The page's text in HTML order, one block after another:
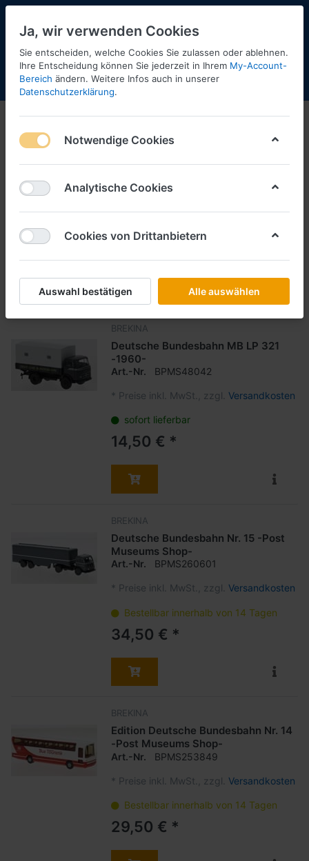
Menü Anmelden Shopaktualisierung
Sondermodelle Postmuseumsshop
1-12 von 26
bietet Brekina für eine kurze Zeit an - Hersteller ist
Wiking! Bei Interesse bitten wir daher um eine
zeitnahe Bestellung!
BREKINA
Deutsche Bundesbahn MB LP 321
-1960-
Art.-Nr. BPMS48042
* Preise inkl. MwSt., zzgl. Versandkosten
sofort lieferbar
14,50 € *
BREKINA
Deutsche Bundesbahn Nr. 15 -Post
Museums Shop-
Art.-Nr. BPMS260601
* Preise inkl. MwSt., zzgl. Versandkosten
Bestellbar innerhalb von 14 Tagen
34,50 € *
BREKINA
Edition Deutsche Bundesbahn Nr. 14
-Post Museums Shop-
Art.-Nr. BPMS253849
* Preise inkl. MwSt., zzgl. Versandkosten
Bestellbar innerhalb von 14 Tagen
29,50 € *
Ja, wir verwenden Cookies
Sie entscheiden, welche Cookies Sie zulassen oder ablehnen.
Ihre Entscheidung können Sie jederzeit in Ihrem My-Account-
Bereich ändern. Weitere Infos auch in unserer
Datenschutzerklärung.
Notwendige Cookies
Analytische Cookies
Cookies von Drittanbietern
Auswahl bestätigen Alle auswählen